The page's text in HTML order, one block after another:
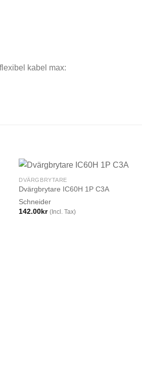
kabel max:
DVÄRGBRYTARE
Dvärgbrytare IC60H 1P C3A
Schneider
142.00kr (Incl. Tax)